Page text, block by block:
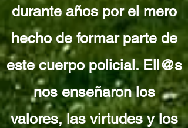
durante años por el mero
hecho de formar parte de
este cuerpo policial. Ell@s
nos enseñaron los
valores, las virtudes y los